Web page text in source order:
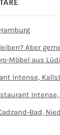
Aber
Möbel aus
Intense,
Bad,